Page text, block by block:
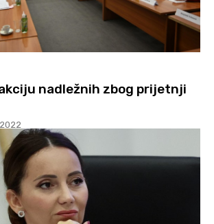
nadležnih zbog prijetnji